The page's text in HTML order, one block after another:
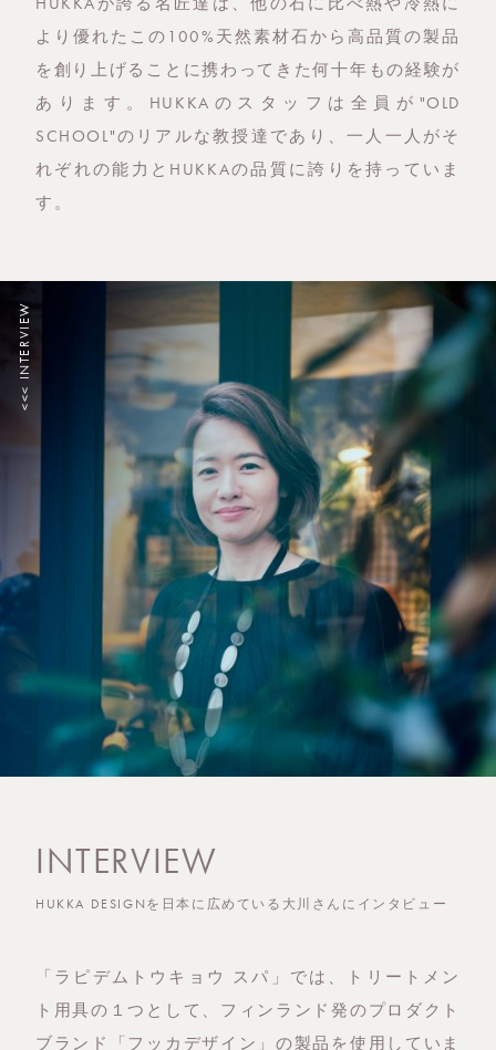
より優れたこの100%天然素材石から高品質の製品
を創り上げることに携わってきた何十年もの経験が
あります。HUKKAのスタッフは全員が"OLD
SCHOOL"のリアルな教授達であり、一人一人がそ
れぞれの能力とHUKKAの品質に誇りを持っていま
す。
INTERVIEW
HUKKA DESIGNを日本に広めている大川さんにインタビュー
「ラピデムトウキョウ スパ」では、トリートメン
ト用具の１つとして、フィンランド発のプロダクト
ブランド「フッカデザイン」の製品を使用していま